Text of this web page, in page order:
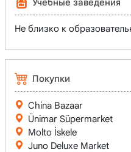
Не близко к
Покупки
China Bazaar
Ünimar Süpermarket
Molto İskele
Juno Deluxe Market